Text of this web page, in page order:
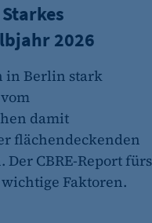
2026
in Berlin stark
damit
flächendeckenden
CBRE-Report fürs
Faktoren.